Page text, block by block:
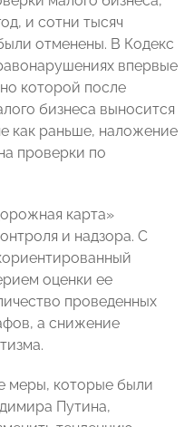
и сотни тысяч
отменены. В Кодекс
впервые
которой после
бизнеса выносится
как раньше, наложение
проверки по
карта»
и надзора. С
оценки ее
проведенных
а снижение
меры, которые были
Путина,